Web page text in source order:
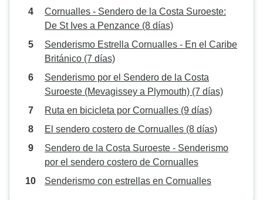
Cornualles - Sendero de la Costa Suroeste:
De St Ives a Penzance (8 días)
Senderismo Estrella Cornualles - En el Caribe
Británico (7 días)
Senderismo por el Sendero de la Costa
Suroeste (Mevagissey a Plymouth) (7 días)
Ruta en bicicleta por Cornualles (9 días)
El sendero costero de Cornualles (8 días)
Sendero de la Costa Suroeste - Senderismo
por el sendero costero de Cornualles
Senderismo con estrellas en Cornualles